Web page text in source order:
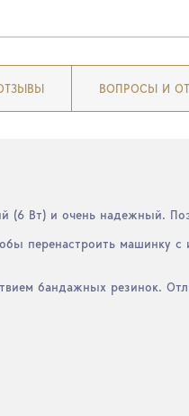
ВОПРОСЫ И
Вт) и очень надежный.
перенастроить машинку с
бандажных резинок.